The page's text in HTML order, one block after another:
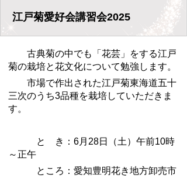
江戸菊愛好会講習会2025
古典菊の中でも「花芸」をする江戸
菊の栽培と花文化について勉強します。
市場で作出された江戸菊東海道五十
三次のうち3品種を栽培していただきま
す。
と き：6月28日（土）午前10時
～正午
ところ：愛知豊明花き地方卸売市